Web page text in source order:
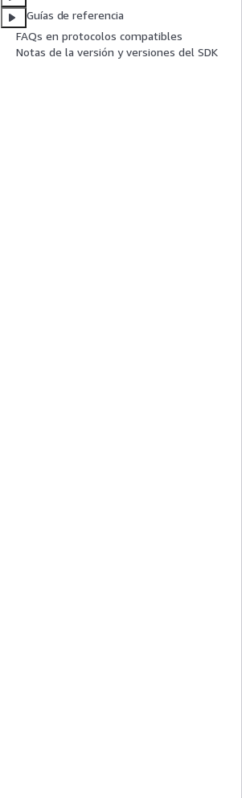
Guías de referencia
FAQs en protocolos compatibles
Notas de la versión y versiones del SDK